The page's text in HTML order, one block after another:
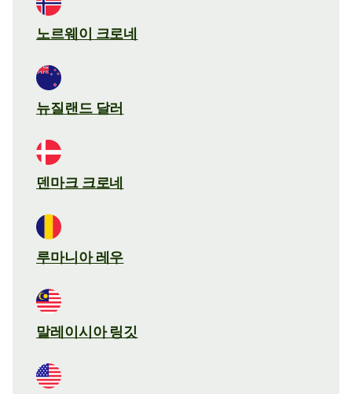
노르웨이 크로네
뉴질랜드 달러
덴마크 크로네
루마니아 레우
말레이시아 링깃